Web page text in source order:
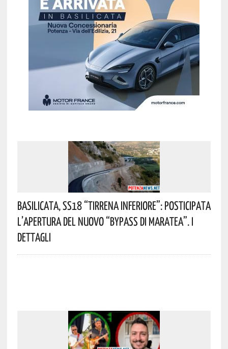
Basilicata, SS18 “Tirrena Inferiore”: Posticipata
L’apertura Del Nuovo “Bypass Di Maratea”. I
Dettagli